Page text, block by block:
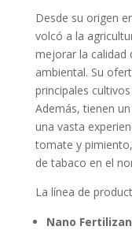
Desde su origen
volcó a la
mejorar la calidad
ambiental. Su
principales
Además, tienen
una vasta
tomate y
de tabaco en el
La línea de
Nano